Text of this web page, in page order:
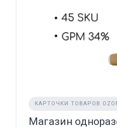
КАРТОЧКИ ТОВАРОВ
Магазин